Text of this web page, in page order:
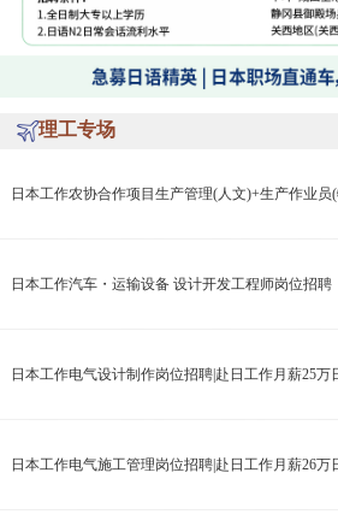
理工专场
日本工作农协合作项目生产管理(人文)+生产作业员
日本工作汽车・运输设备 设计开发工程师岗位招聘
日本工作电气设计制作岗位招聘|赴日工作月薪25万
日本工作电气施工管理岗位招聘|赴日工作月薪26万